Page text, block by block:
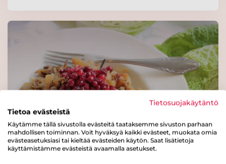
Tietosuojakäytäntö
Tietoa evästeistä
Käytämme tällä sivustolla evästeitä taataksemme sivuston parhaan
mahdollisen toiminnan. Voit hyväksyä kaikki evästeet, muokata omia
evästeasetuksiasi tai kieltää evästeiden käytön. Saat lisätietoja
käyttämistämme evästeistä avaamalla asetukset.